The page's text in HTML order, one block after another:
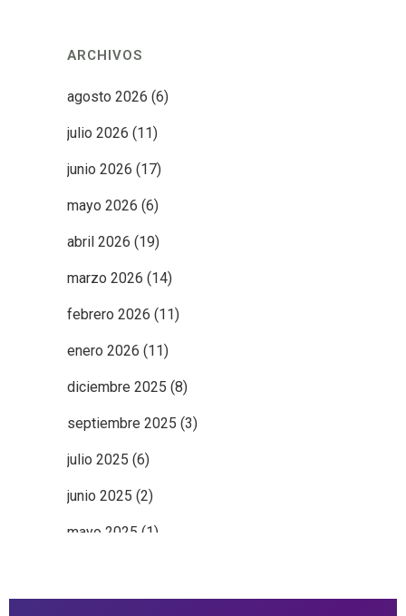
ARCHIVOS
agosto 2026 (6)
julio 2026 (11)
junio 2026 (17)
mayo 2026 (6)
abril 2026 (19)
marzo 2026 (14)
febrero 2026 (11)
enero 2026 (11)
diciembre 2025 (8)
septiembre 2025 (3)
julio 2025 (6)
junio 2025 (2)
mayo 2025 (1)